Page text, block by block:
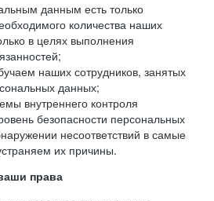
данным есть только
количества наших
в целях выполнения
наших сотрудников, занятых
данных;
внутреннего контроля
безопасности персональных
несоответствий в самые
их причины.
права